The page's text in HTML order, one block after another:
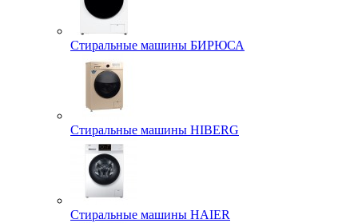
Стиральные машины БИРЮСА
Стиральные машины HIBERG
Стиральные машины HAIER